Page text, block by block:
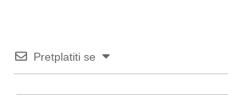
Pretplatiti se